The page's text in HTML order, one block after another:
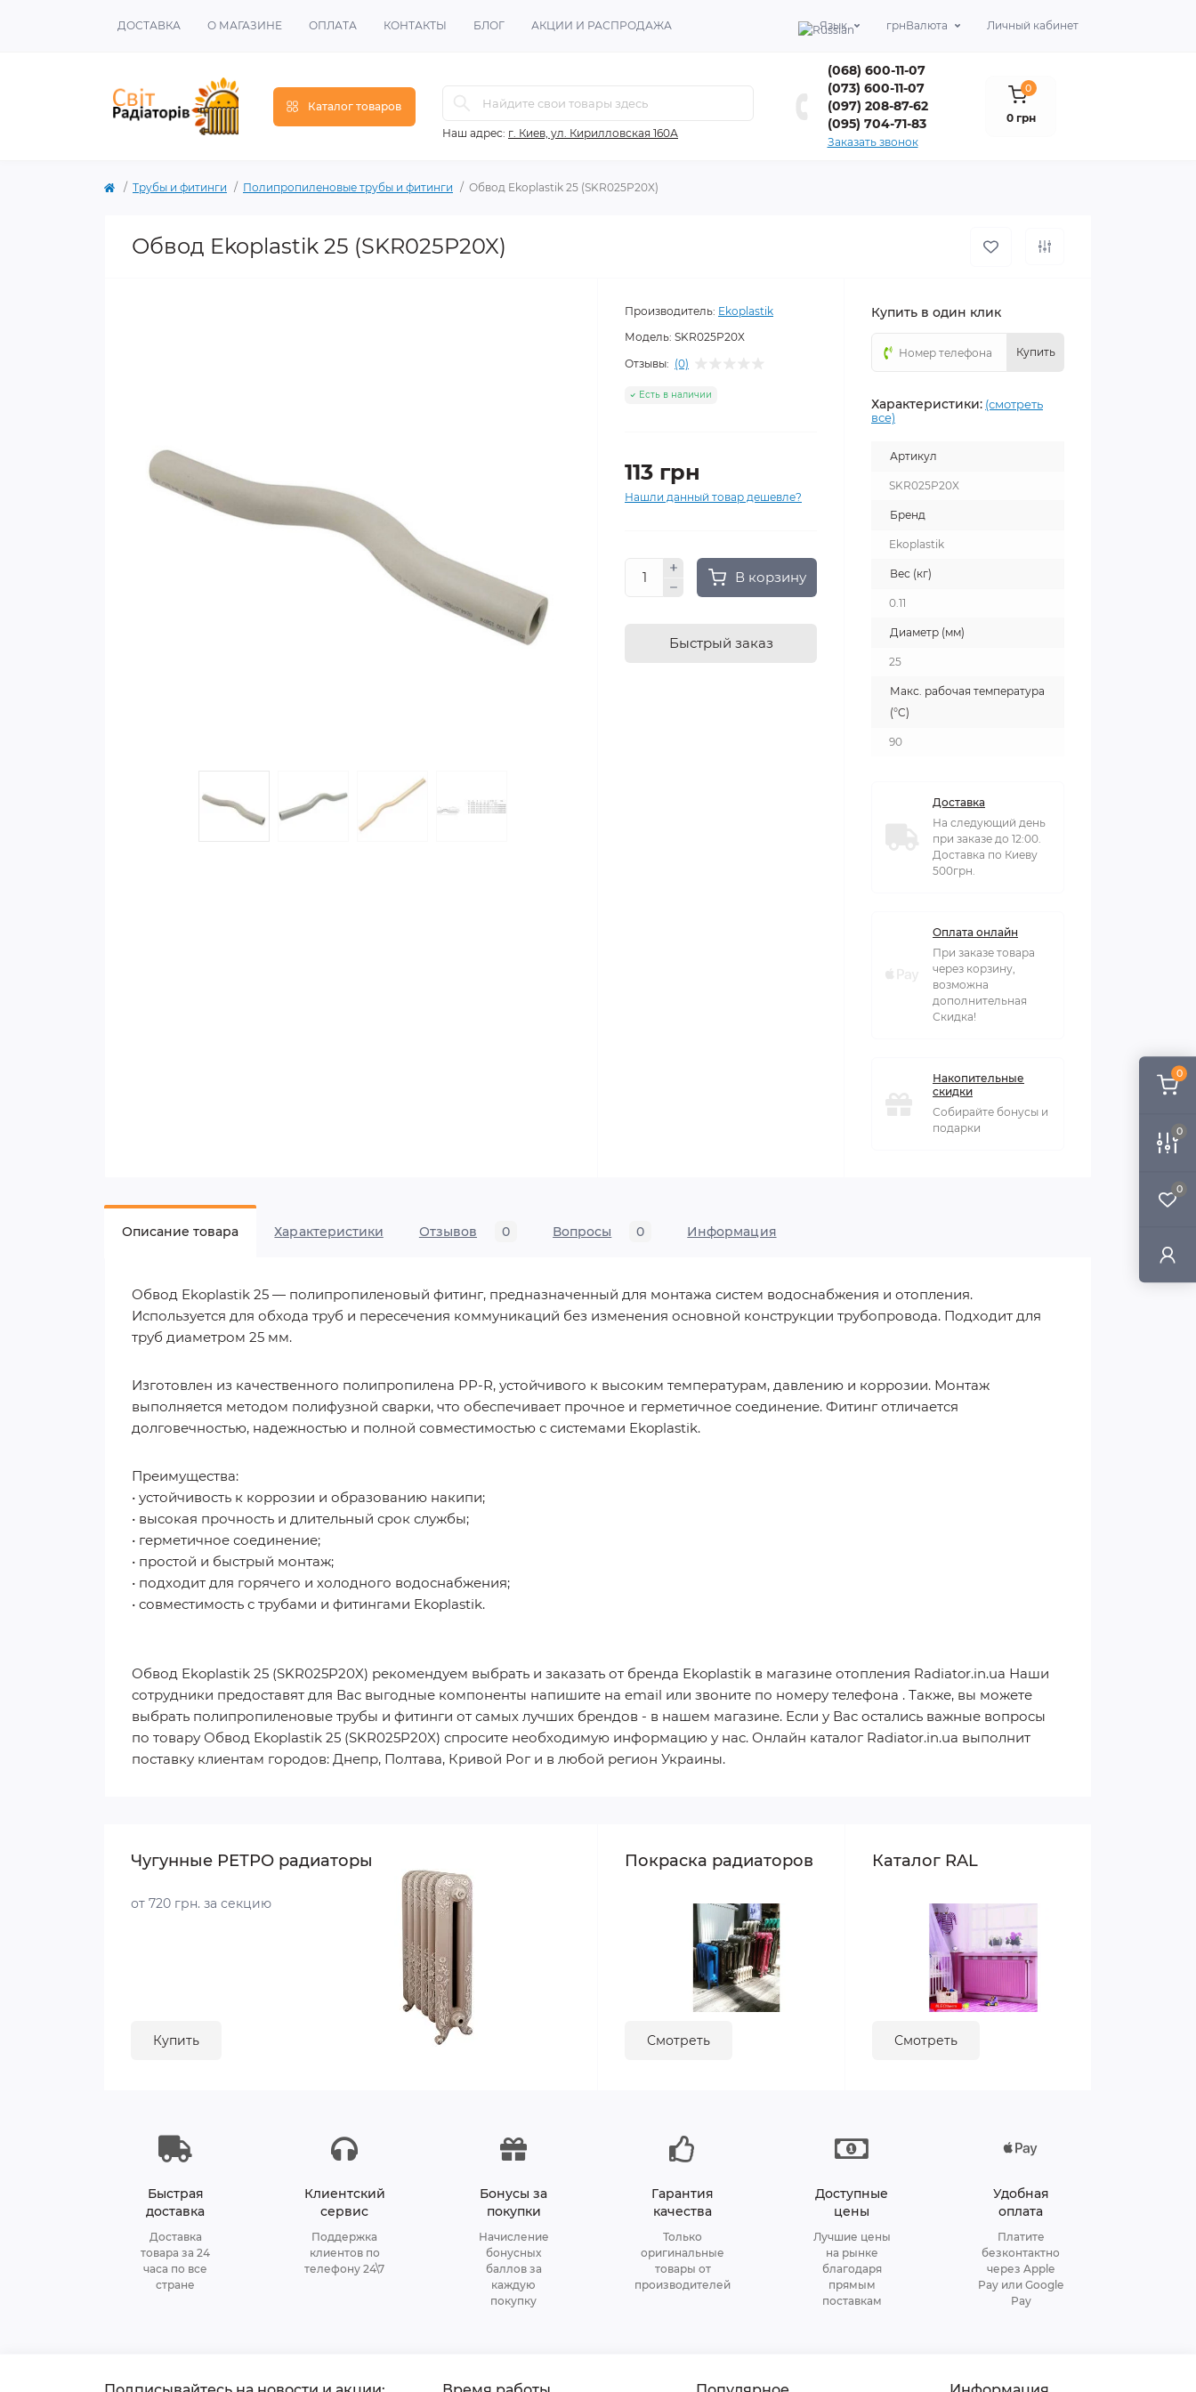
0
0
0
ДОСТАВКА О МАГАЗИНЕ ОПЛАТА КОНТАКТЫ БЛОГ АКЦИИ И РАСПРОДАЖА Язык грнВалюта Личный кабинет
Каталог товаров
Наш адрес: г. Киев, ул. Кирилловская 160А
(068) 600-11-07
(073) 600-11-07
(097) 208-87-62
(095) 704-71-83
Заказать звонок
0
0 грн
Трубы и фитинги Полипропиленовые трубы и фитинги Обвод Ekoplastik 25 (SKR025P20X)
Обвод Ekoplastik 25 (SKR025P20X)
Производитель: Ekoplastik
Модель: SKR025P20X
Отзывы: (0)
Есть в наличии
113 грн
Нашли данный товар дешевле?
В корзину
Быстрый заказ
Купить в один клик
Купить
Характеристики: (смотреть
все)
Артикул
SKR025P20X
Бренд
Ekoplastik
Вес (кг)
0.11
Диаметр (мм)
25
Макс. рабочая температура
(°C)
90
Доставка
На следующий день
при заказе до 12:00.
Доставка по Киеву
500грн.
Оплата онлайн
При заказе товара
через корзину,
возможна
дополнительная
Скидка!
Накопительные
скидки
Собирайте бонусы и
подарки
Описание товара Характеристики Отзывов 0 Вопросы 0 Информация
Обвод Ekoplastik 25 — полипропиленовый фитинг, предназначенный для монтажа систем водоснабжения и отопления.
Используется для обхода труб и пересечения коммуникаций без изменения основной конструкции трубопровода. Подходит для
труб диаметром 25 мм.
Изготовлен из качественного полипропилена PP-R, устойчивого к высоким температурам, давлению и коррозии. Монтаж
выполняется методом полифузной сварки, что обеспечивает прочное и герметичное соединение. Фитинг отличается
долговечностью, надежностью и полной совместимостью с системами Ekoplastik.
Преимущества:
• устойчивость к коррозии и образованию накипи;
• высокая прочность и длительный срок службы;
• герметичное соединение;
• простой и быстрый монтаж;
• подходит для горячего и холодного водоснабжения;
• совместимость с трубами и фитингами Ekoplastik.
Обвод Ekoplastik 25 (SKR025P20X) рекомендуем выбрать и заказать от бренда Ekoplastik в магазине отопления Radiator.in.ua Наши
сотрудники предоставят для Вас выгодные компоненты напишите на email или звоните по номеру телефона . Также, вы можете
выбрать полипропиленовые трубы и фитинги от самых лучших брендов - в нашем магазине. Если у Вас остались важные вопросы
по товару Обвод Ekoplastik 25 (SKR025P20X) спросите необходимую информацию у нас. Онлайн каталог Radiator.in.ua выполнит
поставку клиентам городов: Днепр, Полтава, Кривой Рог и в любой регион Украины.
Чугунные РЕТРО радиаторы
от 720 грн. за секцию
Купить
Покраска радиаторов
Смотреть
Каталог RAL
Смотреть
Быстрая
доставка
Доставка
товара за 24
часа по все
стране
Клиентский
сервис
Поддержка
клиентов по
телефону 24\7
Бонусы за
покупки
Начисление
бонусных
баллов за
каждую
покупку
Гарантия
качества
Только
оригинальные
товары от
производителей
Доступные
цены
Лучшие цены
на рынке
благодаря
прямым
поставкам
Удобная
оплата
Платите
безконтактно
через Apple
Pay или Google
Pay